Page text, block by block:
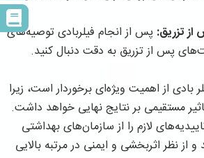
تزریق: پس از انجام فیلربادی توصیه‌های
پس از تزریق به دقت دنبال کنید.
بادی از اهمیت ویژه‌ای برخوردار است، زیرا
مستقیمی بر نتایج نهایی خواهد داشت.
لازم را از سازمان‌های بهداشتی
از نظر اثربخشی و ایمنی در مرتبه بالایی